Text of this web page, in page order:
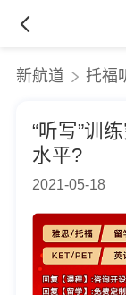
新航道 托福
“听写”训
水平?
2021-05-18